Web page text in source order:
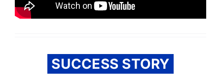
SUCCESS STORY